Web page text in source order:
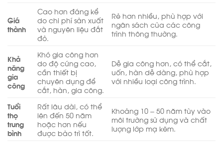
Giá
thành
Cao hơn đáng kể
do chi phí sản xuất
và nguyên liệu đắt
đỏ.
Rẻ hơn nhiều, phù hợp với
ngân sách của các công
trình thông thường.
Khả
năng
gia
công
Khó gia công hơn
do độ cứng cao,
cần thiết bị
chuyên dụng để
cắt, hàn, gia công.
Dễ gia công hơn, có thể cắt,
uốn, hàn dễ dàng, phù hợp
với nhiều loại công trình.
Tuổi
thọ
trung
bình
Rất lâu dài, có thể
lên đến 50 năm
hoặc hơn nếu
được bảo trì tốt.
Khoảng 10 – 50 năm tùy vào
môi trường sử dụng và chất
lượng lớp mạ kẽm.